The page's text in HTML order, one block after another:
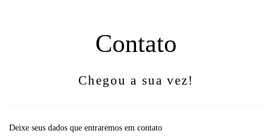
Contato
Chegou a sua vez!
Deixe seus dados que entraremos em contato